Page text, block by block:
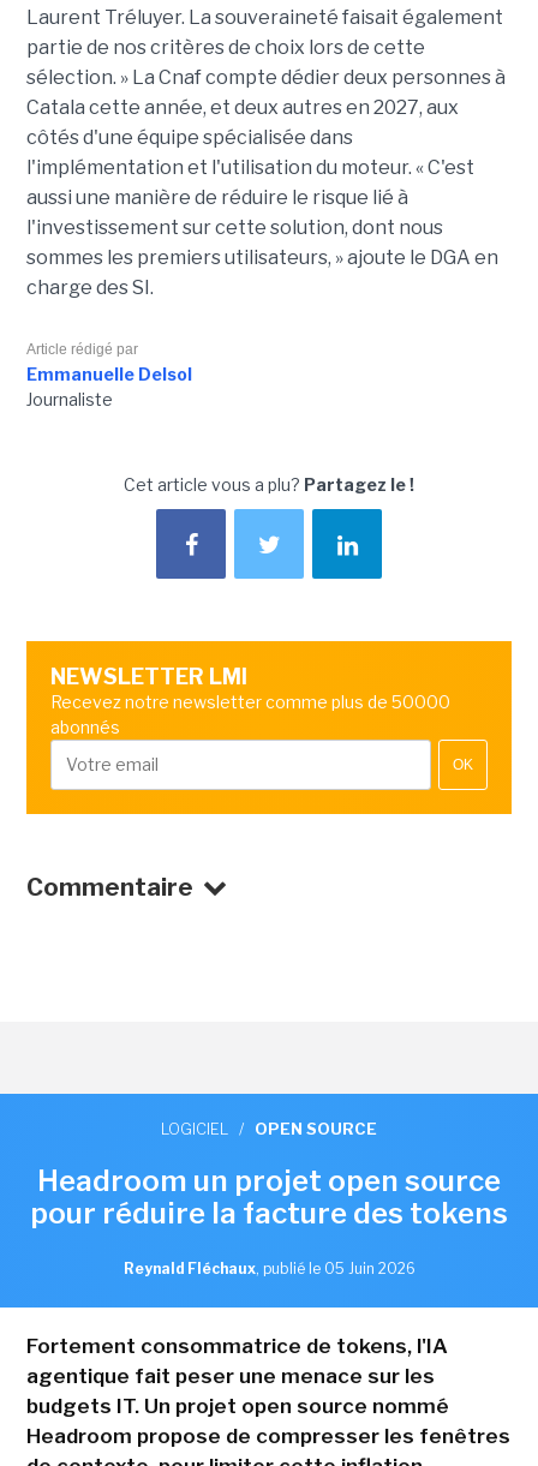
Laurent Tréluyer. La souveraineté faisait également
partie de nos critères de choix lors de cette
sélection. » La Cnaf compte dédier deux personnes à
Catala cette année, et deux autres en 2027, aux
côtés d'une équipe spécialisée dans
l'implémentation et l'utilisation du moteur. « C'est
aussi une manière de réduire le risque lié à
l'investissement sur cette solution, dont nous
sommes les premiers utilisateurs, » ajoute le DGA en
charge des SI.
Article rédigé par
Emmanuelle Delsol
Journaliste
Cet article vous a plu? Partagez le !
NEWSLETTER LMI
Recevez notre newsletter comme plus de 50000
abonnés
OK
Commentaire
LOGICIEL / OPEN SOURCE
Headroom un projet open source
pour réduire la facture des tokens
Reynald Fléchaux, publié le 05 Juin 2026
Fortement consommatrice de tokens, l'IA
agentique fait peser une menace sur les
budgets IT. Un projet open source nommé
Headroom propose de compresser les fenêtres